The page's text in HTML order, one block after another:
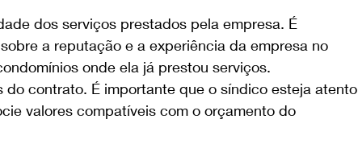
dos serviços prestados pela empresa. É
a reputação e a experiência da empresa no
onde ela já prestou serviços.
do contrato. É importante que o síndico esteja atento
valores compatíveis com o orçamento do